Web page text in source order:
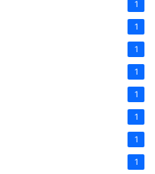
1
1
1
1
1
1
1
1